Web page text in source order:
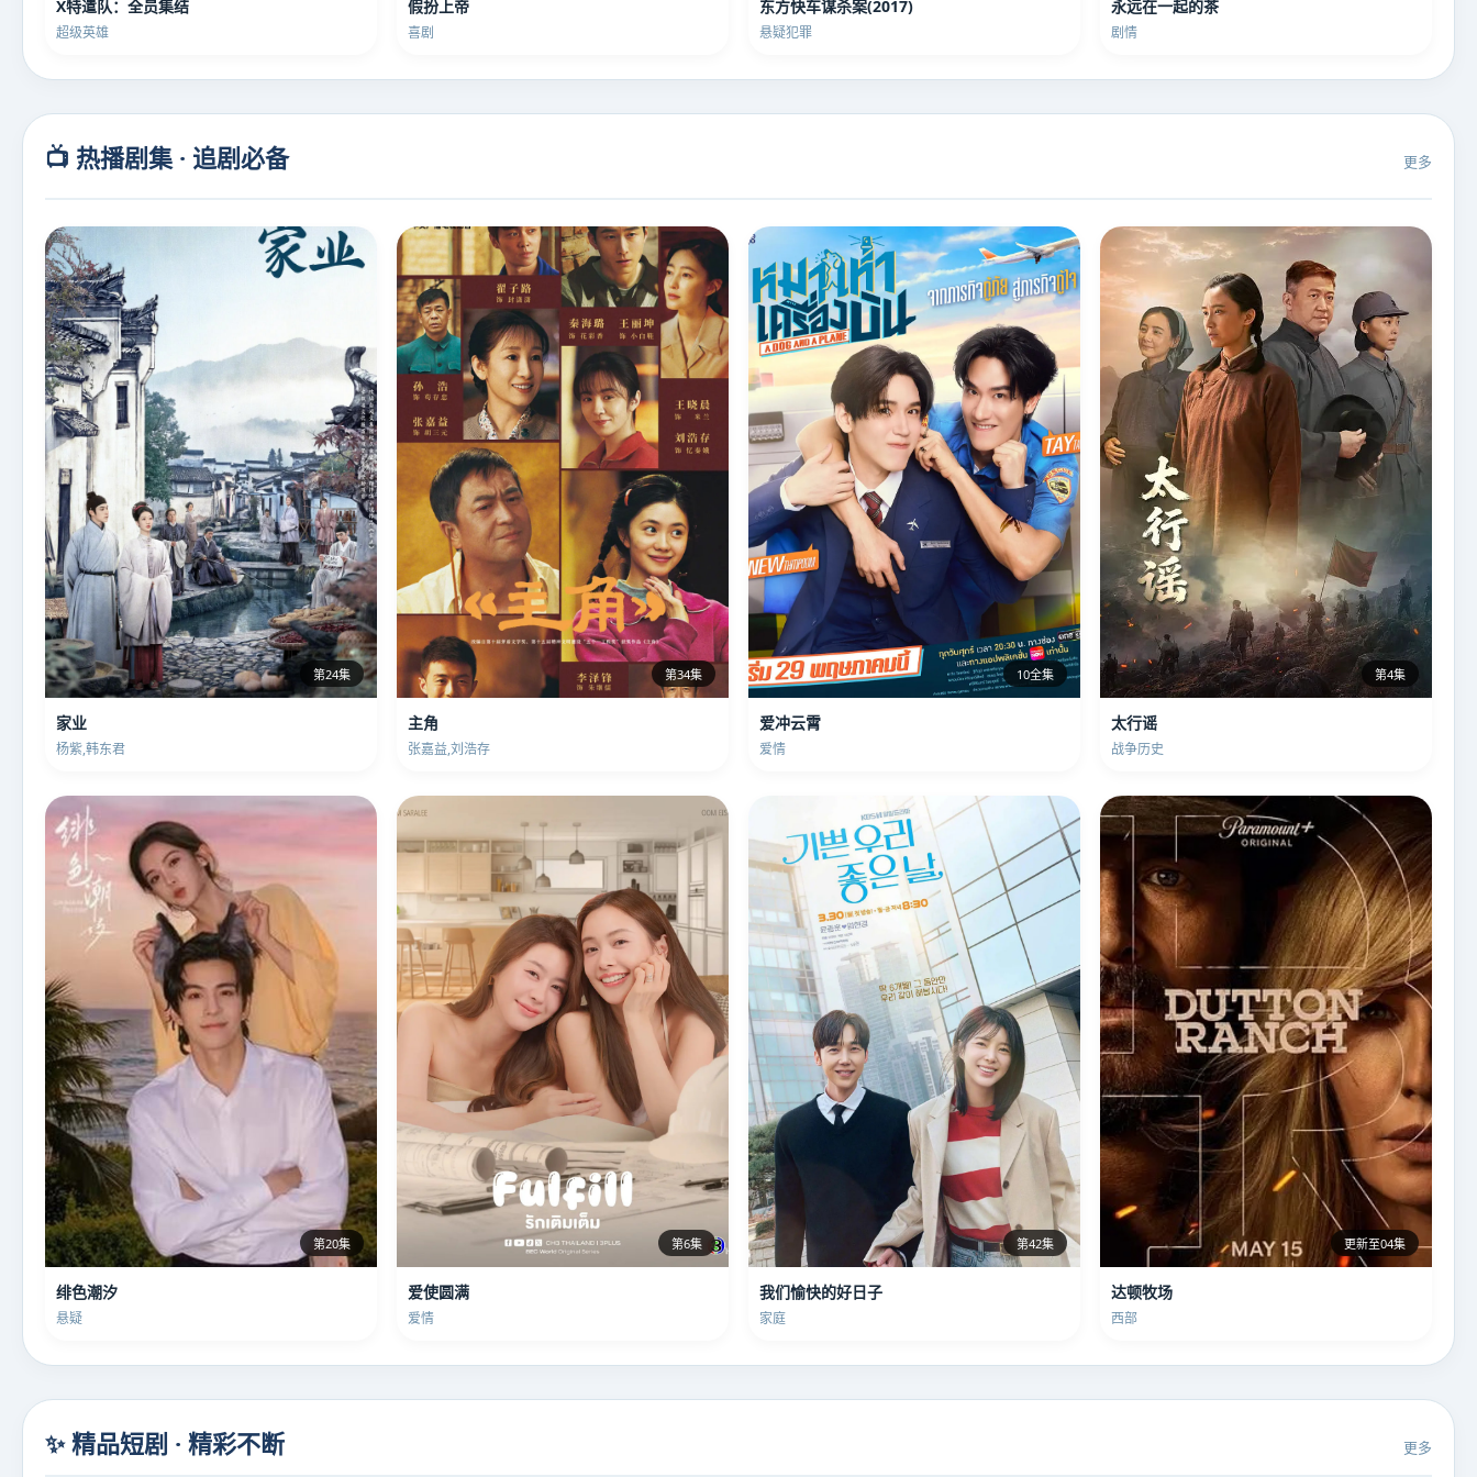
X特遣队：全员集结
超级英雄
假扮上帝
喜剧
东方快车谋杀案(2017)
悬疑犯罪
永远在一起的茶
剧情
📺 热播剧集 · 追剧必备 更多
第24集
家业
杨紫,韩东君
第34集
主角
张嘉益,刘浩存
10全集
爱冲云霄
爱情
第4集
太行谣
战争历史
第20集
绯色潮汐
悬疑
第6集
爱使圆满
爱情
第42集
我们愉快的好日子
家庭
更新至04集
达顿牧场
西部
✨ 精品短剧 · 精彩不断 更多